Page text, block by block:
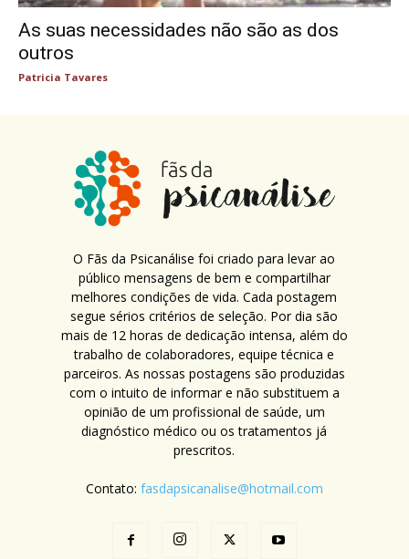
As suas necessidades não são as dos
outros
Patricia Tavares
O Fãs da Psicanálise foi criado para levar ao
público mensagens de bem e compartilhar
melhores condições de vida. Cada postagem
segue sérios critérios de seleção. Por dia são
mais de 12 horas de dedicação intensa, além do
trabalho de colaboradores, equipe técnica e
parceiros. As nossas postagens são produzidas
com o intuito de informar e não substituem a
opinião de um profissional de saúde, um
diagnóstico médico ou os tratamentos já
prescritos.
Contato: fasdapsicanalise@hotmail.com